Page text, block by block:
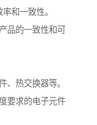
和一致性。
品的一致性和可
热交换器等。
要求的电子元件